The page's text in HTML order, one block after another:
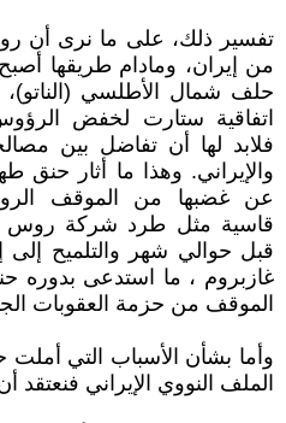
تفسير ذلك، على ما نرى أن
من إيران، ومادام طريقها
حلف شمال الأطلسي
اتفاقية ستارت لخفض الرؤوس
فلابد لها أن تفاضل بين
والإيراني. وهذا ما أثار حنق
عن غضبها من الموقف
قاسية مثل طرد شركة روس
قبل حوالي شهر والتلميح إلى
غازبروم ، ما استدعى بدوره
الموقف من حزمة العقوبات
وأما بشأن الأسباب التي
الملف النووي الإيراني فنعتقد